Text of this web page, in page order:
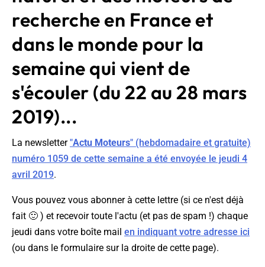
recherche en France et
dans le monde pour la
semaine qui vient de
s'écouler (du 22 au 28 mars
2019)...
La newsletter"Actu Moteurs" (hebdomadaire et gratuite)
numéro 1059 de cette semaine a été envoyée le jeudi 4
avril 2019.
Vous pouvez vous abonner à cette lettre (si ce n'est déjà
fait 🙂 ) et recevoir toute l'actu (et pas de spam !) chaque
jeudi dans votre boîte mail en indiquant votre adresse ici
(ou dans le formulaire sur la droite de cette page).